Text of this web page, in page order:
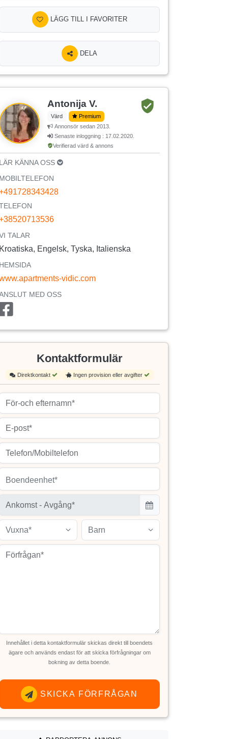
LÄGG TILL I FAVORITER
DELA
Antonija V.
Värd
Premium
Annonsör sedan 2013.
Senaste inloggning : 17.02.2020.
Verifierad värd & annons
LÄR KÄNNA OSS
MOBILTELEFON
TALAR
Kroatiska, Engelsk, Tyska, Italienska
HEMSIDA
vidic.com
MED OSS
Kontaktformulär
Direktkontakt Ingen provision eller avgifter
Boendeenhet*
Vuxna* Barn
Innehållet i detta kontaktformulär skickas direkt till boendets
ägare och används endast för att skicka förfrågningar om
bokning av detta boende.
SKICKA FÖRFRÅGAN